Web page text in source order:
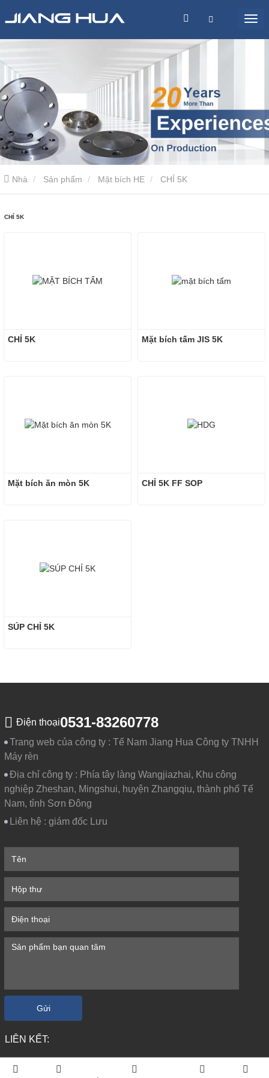
Nhà Sản phẩm Mặt bích HE CHỈ 5K
CHỈ 5K
CHỈ 5K Mặt bích tấm JIS 5K
Mặt bích ăn mòn 5K CHỈ 5K FF SOP
SÚP CHỈ 5K
Điện thoại0531-83260778
Trang web của công ty : Tế Nam Jiang Hua Công ty TNHH
Máy rèn
Địa chỉ công ty : Phía tây làng Wangjiazhai, Khu công
nghiệp Zheshan, Mingshui, huyện Zhangqiu, thành phố Tế
Nam, tỉnh Sơn Đông
Liên hệ : giám đốc Lưu
Gửi
LIÊN KẾT: